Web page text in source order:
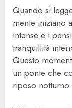
Quando si
mente iniziano
intense e i
tranquillità
Questo
un ponte che
riposo notturno.